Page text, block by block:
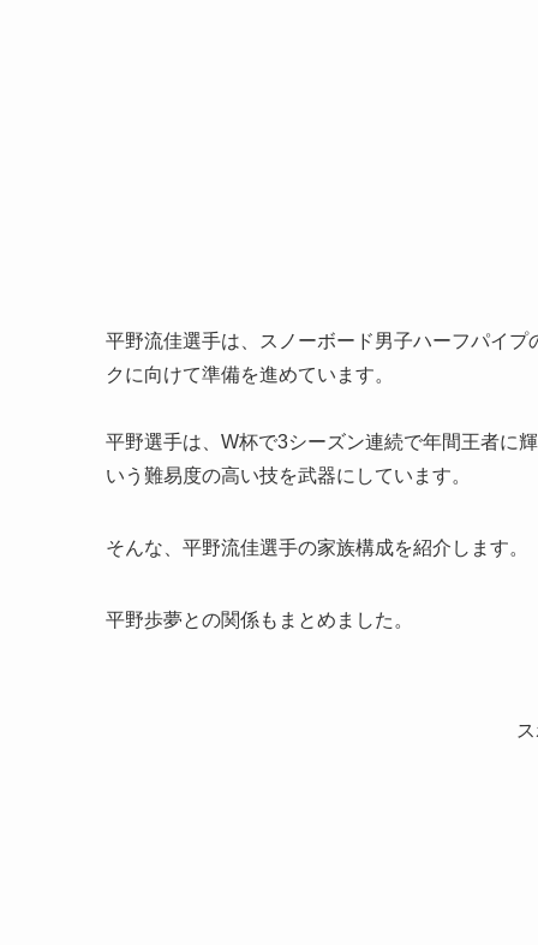
平野流佳選手は、スノーボード男子ハーフパイ
クに向けて準備を進めています。
平野選手は、W杯で3シーズン連続で年間王者に
いう難易度の高い技を武器にしています。
そんな、平野流佳選手の家族構成を紹介します。
平野歩夢との関係もまとめました。